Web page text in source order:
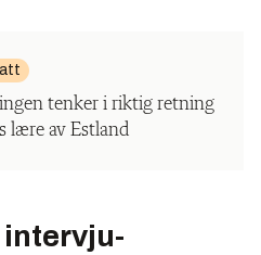
tenker i riktig retning
lære av Estland